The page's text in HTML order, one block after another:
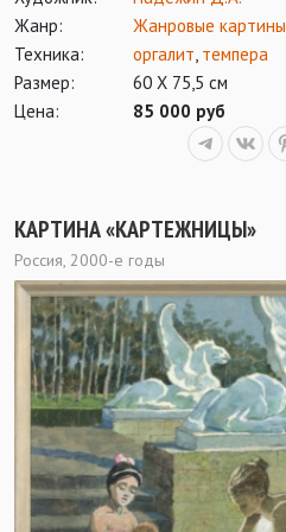
Жанр:
Жанровые картины
Техника:
оргалит темпера
Размер:
60 Х 75,5 см
Цена:
85 000 руб
КАРТИНА «КАРТЕЖНИЦЫ»
Россия, 2000-е годы